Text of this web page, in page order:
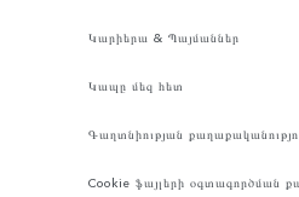
Կարիերա & Պայմաններ
Կապը մեզ հետ
Գաղտնիության
Cookie ֆայլերի օգտագործման